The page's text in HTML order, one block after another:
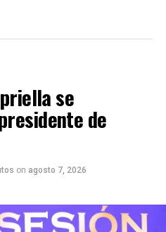
se
de
on agosto 7, 2026